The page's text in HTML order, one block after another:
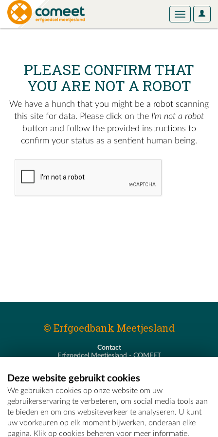
User
Toggle
PLEASE CONFIRM THAT
YOU ARE NOT A ROBOT
We have a hunch that you might be a robot scanning
this site for data. Please click on the I'm not a robot
button and follow the provided instructions to
confirm your status as a sentient human being.
© Erfgoedbank Meetjesland
Contact
Erfgoedcel Meetjesland - COMEET
T - 09 373 75 96
E -erfgoedcel@comeet.be
Deze website gebruikt cookies
We gebruiken cookies op onze website om uw
gebruikerservaring te verbeteren, om social media tools aan
te bieden en om ons websiteverkeer te analyseren. U kunt
uw voorkeuren op elk moment bijwerken, onderaan elke
pagina. Klik op cookies beheren voor meer informatie.